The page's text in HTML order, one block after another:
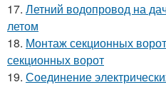
17. Летний водопровод на
летом
18. Монтаж секционных
секционных ворот
19. Соединение